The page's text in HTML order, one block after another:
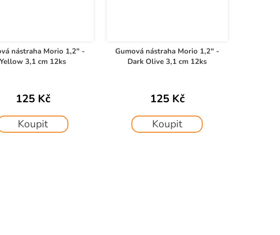
nástraha Morio 1,2" -
Yellow 3,1 cm 12ks
125 Kč
Koupit
Gumová nástraha Morio 1,2" -
Dark Olive 3,1 cm 12ks
125 Kč
Koupit